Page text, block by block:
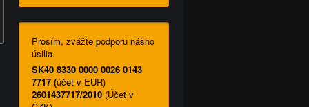
Prosím, zvážte podporu nášho
úsilia.
SK40 8330 0000 0026 0143
7717 (účet v EUR)
2601437717/2010 (Účet v